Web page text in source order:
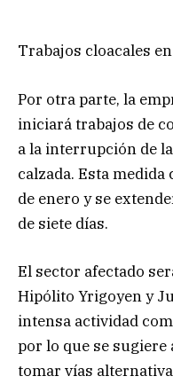
Trabajos cloacales
Por otra parte, la
iniciará trabajos de
a la interrupción de
calzada. Esta
de enero y se
de siete días.
El sector afectado
Hipólito Yrigoyen y
intensa actividad
por lo que se
tomar vías